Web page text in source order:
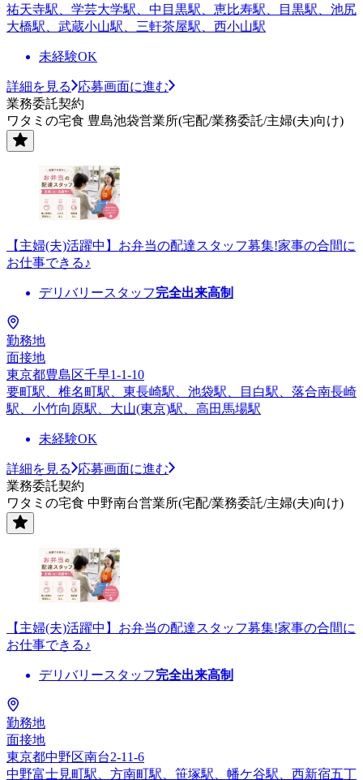
祐天寺駅、学芸大学駅、中目黒駅、恵比寿駅、目黒駅、池尻
大橋駅、武蔵小山駅、三軒茶屋駅、西小山駅
未経験OK
詳細を見る
応募画面に進む
業務委託契約
ワタミの宅食 豊島池袋営業所(宅配/業務委託/主婦(夫)向け)
【主婦(夫)活躍中】お弁当の配達スタッフ募集!家事の合間に
お仕事できる♪
デリバリースタッフ完全出来高制
勤務地
面接地
東京都豊島区千早1-1-10
要町駅、椎名町駅、東長崎駅、池袋駅、目白駅、落合南長崎
駅、小竹向原駅、大山(東京)駅、高田馬場駅
未経験OK
詳細を見る
応募画面に進む
業務委託契約
ワタミの宅食 中野南台営業所(宅配/業務委託/主婦(夫)向け)
【主婦(夫)活躍中】お弁当の配達スタッフ募集!家事の合間に
お仕事できる♪
デリバリースタッフ完全出来高制
勤務地
面接地
東京都中野区南台2-11-6
中野富士見町駅、方南町駅、笹塚駅、幡ケ谷駅、西新宿五丁